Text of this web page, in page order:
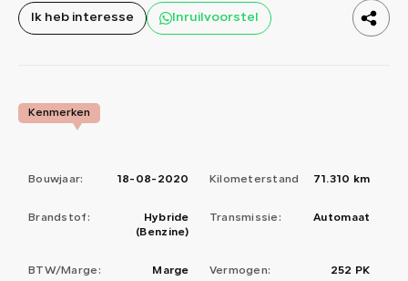
Ik heb interesse Inruilvoorstel
Kenmerken
Bouwjaar: 18-08-2020 Kilometerstand 71.310 km
Brandstof:
Hybride
(Benzine)
Transmissie: Automaat
BTW/Marge: Marge Vermogen: 252 PK